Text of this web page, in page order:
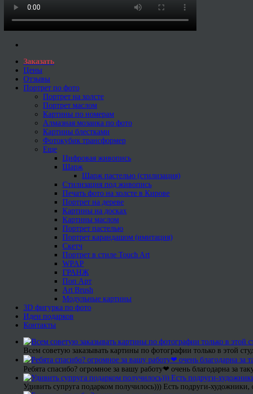
Заказать
Цены
Отзывы
Портрет по фото
Портрет на холсте
Портрет маслом
Картины по номерам
Алмазная мозаика по фото
Картины блестками
Фотокубик трансформер
Еще
Цифровая живопись
Шарж
Шарж пастелью (стилизация)
Стилизация под живопись
Печать фото на холсте в Кирове
Портрет на дереве
Картины на досках
Картины маслом
Портрет пастелью
Портрет карандашом (имитация)
Скетч
Портрет в стиле Touch Art
WPAP
ГРАНЖ
Поп Арт
Art Brush
Модульные картины
3D фигурка по фото
Идеи подарков
Контакты
Всем советую заказывать картины по фотографии только в этой
Ребята спасибо? огромное за вашу работу❤ очень благодарна за
Удивить супруга подарком получилось))) Есть подруги-художники,